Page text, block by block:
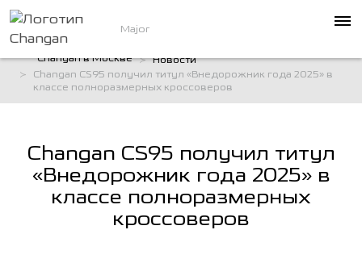
Major
Changan в Москве
Новости
Changan CS95 получил титул «Внедорожник года 2025» в
классе полноразмерных кроссоверов
Changan CS95 получил титул
«Внедорожник года 2025» в
классе полноразмерных
кроссоверов